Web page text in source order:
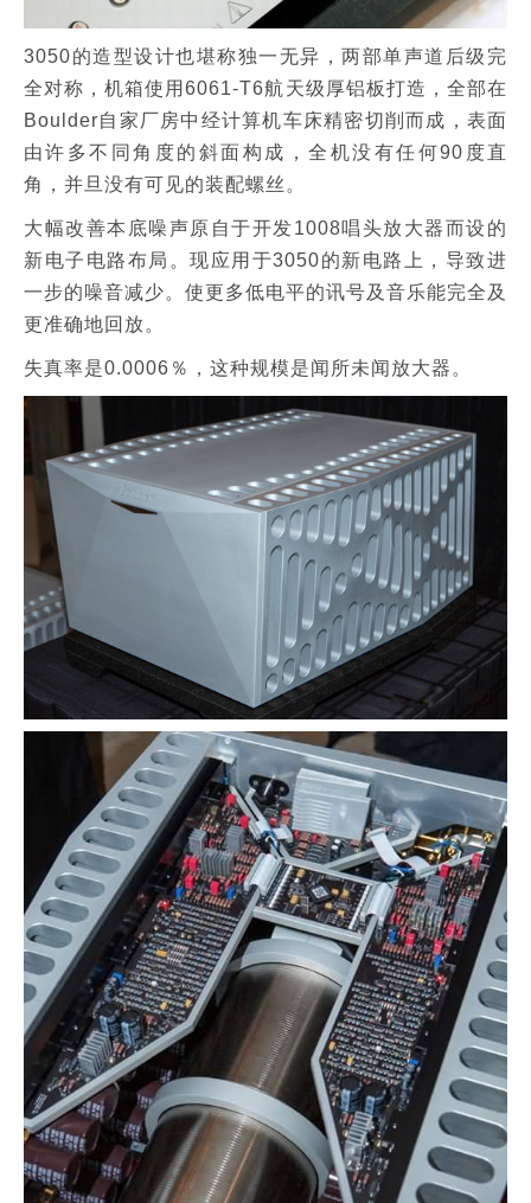
3050的造型设计也堪称独一无异，两部单声道后级完
全对称，机箱使用6061-T6航天级厚铝板打造，全部在
Boulder自家厂房中经计算机车床精密切削而成，表面
由许多不同角度的斜面构成，全机没有任何90度直
角，并旦没有可见的装配螺丝。
大幅改善本底噪声原自于开发1008唱头放大器而设的
新电子电路布局。现应用于3050的新电路上，导致进
一步的噪音减少。使更多低电平的讯号及音乐能完全及
更准确地回放。
失真率是0.0006％，这种规模是闻所未闻放大器。